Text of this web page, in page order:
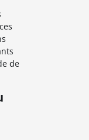
de